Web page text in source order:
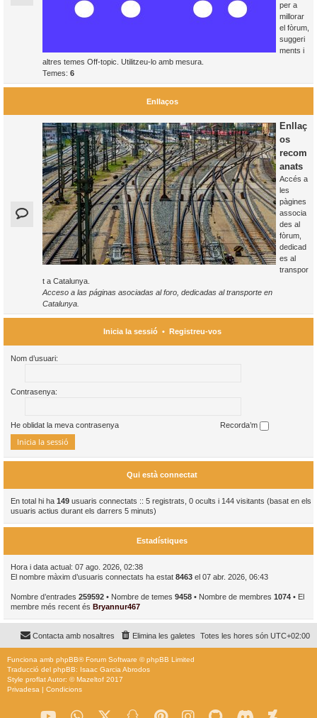
per a
millorar
el fòrum,
suggeri
ments i
altres temes Off-topic. Utilitzeu-lo amb mesura.
Temes: 6
Enllaços
Enllaç
os
recom
anats
Accés a
les
pàgines
associa
des al
fòrum,
dedicad
es al
transpor
t a Catalunya.
Acceso a las páginas asociadas al foro, dedicadas al transporte en
Catalunya.
Inicia la sessió• Registreu-vos
Nom d’usuari:
Contrasenya:
He oblidat la meva contrasenya Recorda’m
Qui està connectat
En total hi ha 149 usuaris connectats :: 5 registrats, 0 ocults i 144 visitants (basat en els
usuaris actius durant els darrers 5 minuts)
Estadístiques
Hora i data actual: 07 ago. 2026, 02:38
El nombre màxim d’usuaris connectats ha estat 8463 el 07 abr. 2026, 06:43
Nombre d’entrades 259592 • Nombre de temes 9458 • Nombre de membres 1074 • El
membre més recent és Bryannur467
Totes les hores són UTC+02:00
Elimina les galetes
Contacta amb nosaltres
Funciona amb phpBB® Forum Software © phpBB Limited
Traducció del phpBB: Isaac Garcia Abrodos
Style proflatAutor: ©Mazeltof 2017
Privadesa | Condicions